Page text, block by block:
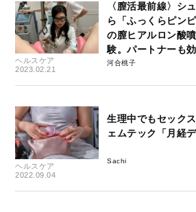
ヘルスケア
2023.02.21
〈膣活最前線〉シ
ら「ふっくらピン
の膣ヒアルロン酸
験。パートナーも
河合桃子
ヘルスケア
2022.09.04
生理中でもセック
ェムテック「月経
Sachi